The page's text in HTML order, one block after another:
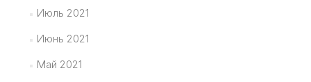
Июль 2021
Июнь 2021
Май 2021